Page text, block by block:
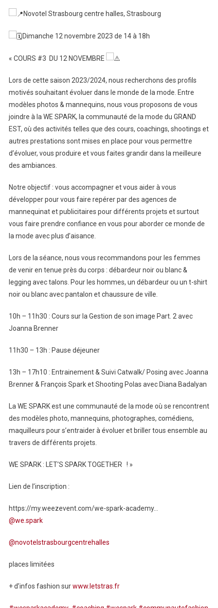
Novotel Strasbourg centre halles, Strasbourg
Dimanche 12 novembre 2023 de 14 à 18h
« COURS #3 DU 12 NOVEMBRE
Lors de cette saison 2023/2024, nous recherchons des profils
motivés souhaitant évoluer dans le monde de la mode. Entre
modèles photos & mannequins, nous vous proposons de vous
joindre à la WE SPARK, la communauté de la mode du GRAND
EST, où des activités telles que des cours, coachings, shootings et
autres prestations sont mises en place pour vous permettre
d’évoluer, vous produire et vous faites grandir dans la meilleure
des ambiances.
Notre objectif : vous accompagner et vous aider à vous
développer pour vous faire repérer par des agences de
mannequinat et publicitaires pour différents projets et surtout
vous faire prendre confiance en vous pour aborder ce monde de
la mode avec plus d’aisance.
Lors de la séance, nous vous recommandons pour les femmes
de venir en tenue près du corps : débardeur noir ou blanc &
legging avec talons. Pour les hommes, un débardeur ou un t-shirt
noir ou blanc avec pantalon et chaussure de ville.
10h – 11h30 : Cours sur la Gestion de son image Part. 2 avec
Joanna Brenner
11h30 – 13h : Pause déjeuner
13h – 17h10 : Entrainement & Suivi Catwalk/ Posing avec Joanna
Brenner & François Spark et Shooting Polas avec Diana Badalyan
La WE SPARK est une communauté de la mode où se rencontrent
des modèles photo, mannequins, photographes, comédiens,
maquilleurs pour s’entraider à évoluer et briller tous ensemble au
travers de différents projets.
WE SPARK : LET’S SPARK TOGETHER ! »
Lien de l’inscription :
https://my.weezevent.com/we-spark-academy…
@we.spark
@novotelstrasbourgcentrehalles
places limitées
+ d’infos fashion surwww.letstras.fr